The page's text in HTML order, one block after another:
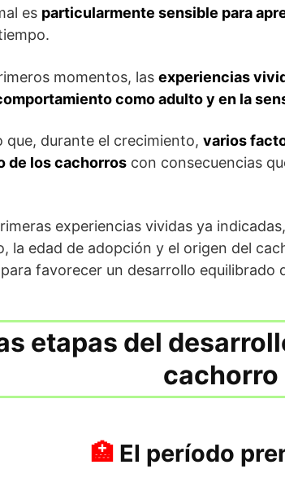
es particularmente sensible para
momentos, las experiencias
como adulto y en la
que, durante el crecimiento, varios
de los cachorros con consecuencias
experiencias vividas ya
la edad de adopción y el origen del
favorecer un desarrollo equilibrado
etapas del
cachorro
El período